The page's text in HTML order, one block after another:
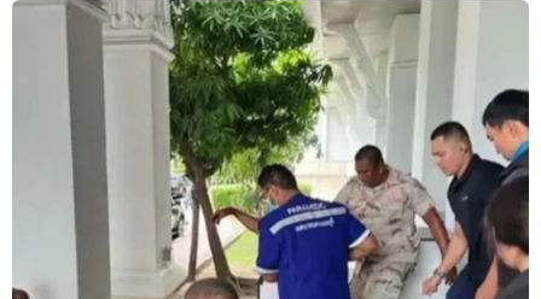
Cà Mau: Sạt lở gần 30m đất ven sông làm
sụp 6 nhà dân
16/06/2018 14:18
Vào lúc 1 giờ ngày 16/6, tại khóm 8, thị trấn Năm Căn,
huyện Năm Căn, tỉnh Cà Mau đã xảy ra sạt lở đất làm